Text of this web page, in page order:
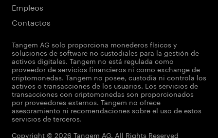
Empleos
Contactos
Tangem AG solo proporciona monederos físicos y
soluciones de software no custodiales para la gestión de
activos digitales. Tangem no está regulada como
proveedor de servicios financieros ni como exchange de
criptomonedas. Tangem no posee, custodia ni controla los
activos o transacciones de los usuarios. Los servicios de
transacciones con criptomonedas son proporcionados
por proveedores externos. Tangem no ofrece
asesoramiento ni recomendaciones sobre el uso de estos
servicios de terceros.